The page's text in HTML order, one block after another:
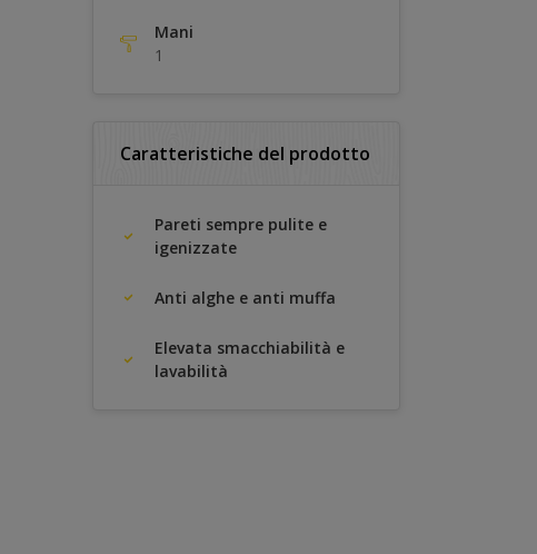
Mani
1
Caratteristiche del prodotto
Pareti sempre pulite e
igenizzate
Anti alghe e anti muffa
Elevata smacchiabilità e
lavabilità